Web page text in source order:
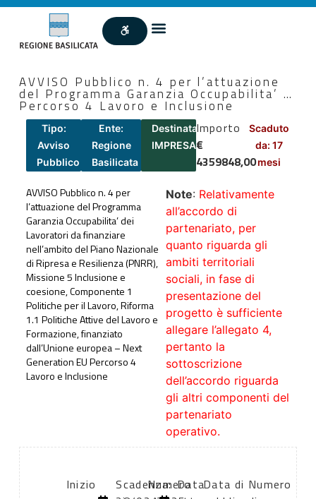
AVVISO Pubblico n. 4 per l’attuazione
del Programma Garanzia Occupabilita’ …
Percorso 4 Lavoro e Inclusione
Tipo:
Avviso
Pubblico
Ente:
Regione
Basilicata
Destinatari:
IMPRESA
Importo
€
4359848,00
Scaduto
da: 17
mesi
AVVISO Pubblico n. 4 per
l’attuazione del Programma
Garanzia Occupabilita’ dei
Lavoratori da finanziare
nell’ambito del Piano Nazionale
di Ripresa e Resilienza (PNRR),
Missione 5 Inclusione e
coesione, Componente 1
Politiche per il Lavoro, Riforma
1.1 Politiche Attive del Lavoro e
Formazione, finanziato
dall’Unione europea – Next
Generation EU Percorso 4
Lavoro e Inclusione
Note: Relativamente
all’accordo di
partenariato, per
quanto riguarda gli
ambiti territoriali
sociali, in fase di
presentazione del
progetto è sufficiente
allegare l’allegato 4,
pertanto la
sottoscrizione
dell’accordo riguarda
gli altri componenti del
partenariato
operativo.
Inizio
Scadenza:
NumeroDataData di Numero